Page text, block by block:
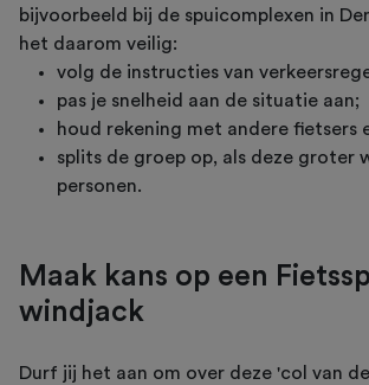
bijvoorbeeld bij de spuicomplexen in
het daarom veilig:
volg de instructies van
pas je snelheid aan de situatie aan;
houd rekening met andere fietsers
splits de groep op, als deze groter
personen.
Maak kans op een
windjack
Durf jij het aan om over deze 'col van